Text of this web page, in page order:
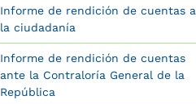
Informe de rendición de cuentas a
la ciudadanía
Informe de rendición de cuentas
ante la Contraloría General de la
República